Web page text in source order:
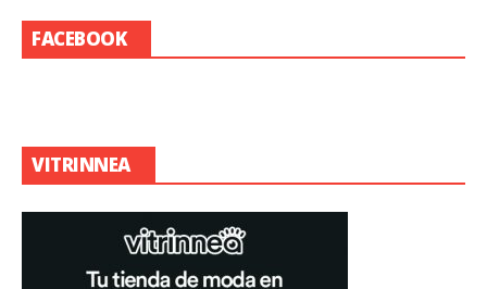
FACEBOOK
VITRINNEA